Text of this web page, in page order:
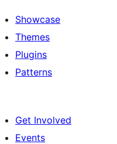
Showcase
Themes
Plugins
Patterns
Get Involved
Events